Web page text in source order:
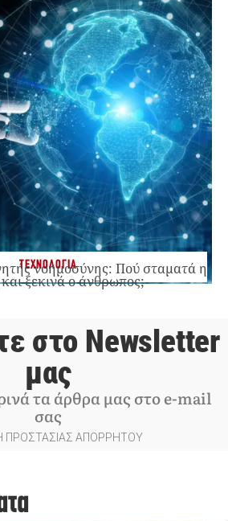
ΤΕΧΝΟΛΟΓΙΑ
νοημοσύνης: Πού σταματά η
ξεκινά ο άνθρωπος;
στο Newsletter
μας
τα άρθρα μας στο e-mail
σας
ΠΡΟΣΤΑΣΙΑΣ ΑΠΟΡΡΗΤΟΥ